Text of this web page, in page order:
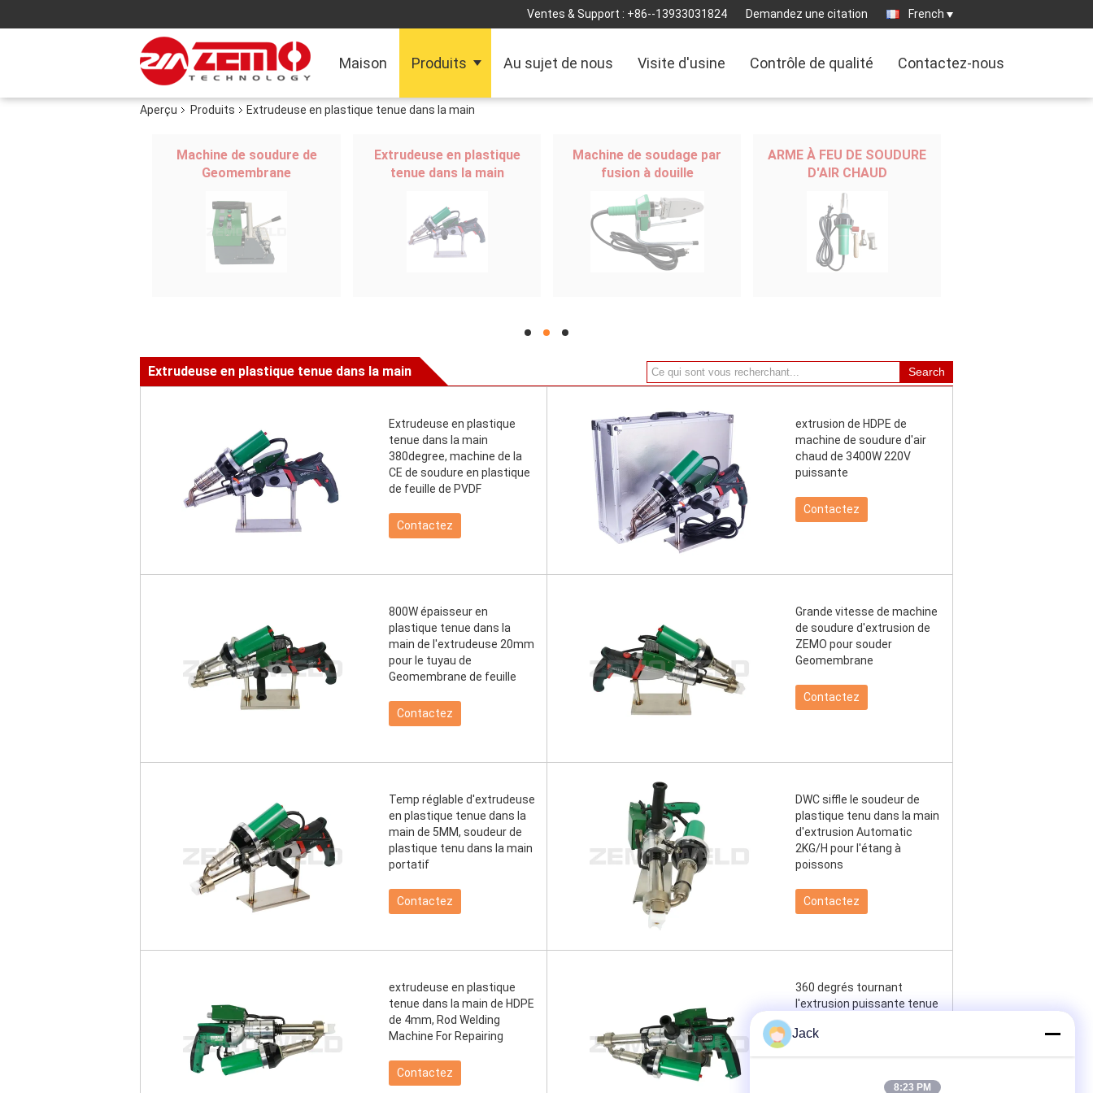
Ventes & Support : +86--13933031824 Demandez une citation French
Maison Produits Au sujet de nous Visite d'usine Contrôle de qualité Contactez-nous
Aperçu Produits Extrudeuse en plastique tenue dans la main
Machine de soudure de
Geomembrane
Extrudeuse en plastique
tenue dans la main
Machine de soudage par
fusion à douille
ARME À FEU DE SOUDURE
D'AIR CHAUD
hd hd hd
Extrudeuse en plastique tenue dans la main
Extrudeuse en plastique
tenue dans la main
380degree, machine de la
CE de soudure en plastique
de feuille de PVDF
Contactez
extrusion de HDPE de
machine de soudure d'air
chaud de 3400W 220V
puissante
Contactez
800W épaisseur en
plastique tenue dans la
main de l'extrudeuse 20mm
pour le tuyau de
Geomembrane de feuille
Contactez
Grande vitesse de machine
de soudure d'extrusion de
ZEMO pour souder
Geomembrane
Contactez
Temp réglable d'extrudeuse
en plastique tenue dans la
main de 5MM, soudeur de
plastique tenu dans la main
portatif
Contactez
DWC siffle le soudeur de
plastique tenu dans la main
d'extrusion Automatic
2KG/H pour l'étang à
poissons
Contactez
extrudeuse en plastique
tenue dans la main de HDPE
de 4mm, Rod Welding
Machine For Repairing
Contactez
360 degrés tournant
l'extrusion puissante tenue
d'arme à feu de PVC
Jack
8:23 PM